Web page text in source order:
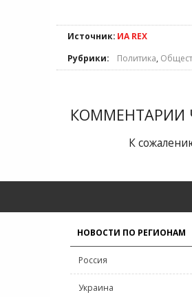
Источник: ИА REX
Рубрики:
Политика,
КОММЕНТАРИИ
К
НОВОСТИ ПО РЕГИОНАМ
Россия
Украина